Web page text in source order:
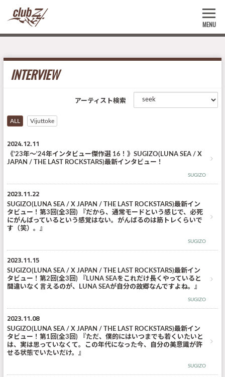
MENU
INTERVIEW
アーティスト検索
ALL Vijuttoke
2024.12.11
《'23年～'24年インタビュー傑作選 16！》SUGIZO(LUNA SEA / X
JAPAN / THE LAST ROCKSTARS)最新インタビュー！
SUGIZO
2023.11.22
SUGIZO(LUNA SEA / X JAPAN / THE LAST ROCKSTARS)最新イン
タビュー！第3回(全3回) 『だから、通常モードという感じで、必死
にがんばっているという感覚はない。がんばるのは筋トレくらいで
す（笑）。』
SUGIZO
2023.11.15
SUGIZO(LUNA SEA / X JAPAN / THE LAST ROCKSTARS)最新イン
タビュー！第2回(全3回) 『LUNA SEAをこれだけ長くやっていると
間違いなく言えるのが、LUNA SEAが自分の故郷なんですよね。』
SUGIZO
2023.11.08
SUGIZO(LUNA SEA / X JAPAN / THE LAST ROCKSTARS)最新イン
タビュー！第1回(全3回) 『ただ、僕的にはいつまでも若くいたいと
は、実は思っていなくて。この年代になった今、自分の美意識が許
せる状態でいたいだけ。』
SUGIZO